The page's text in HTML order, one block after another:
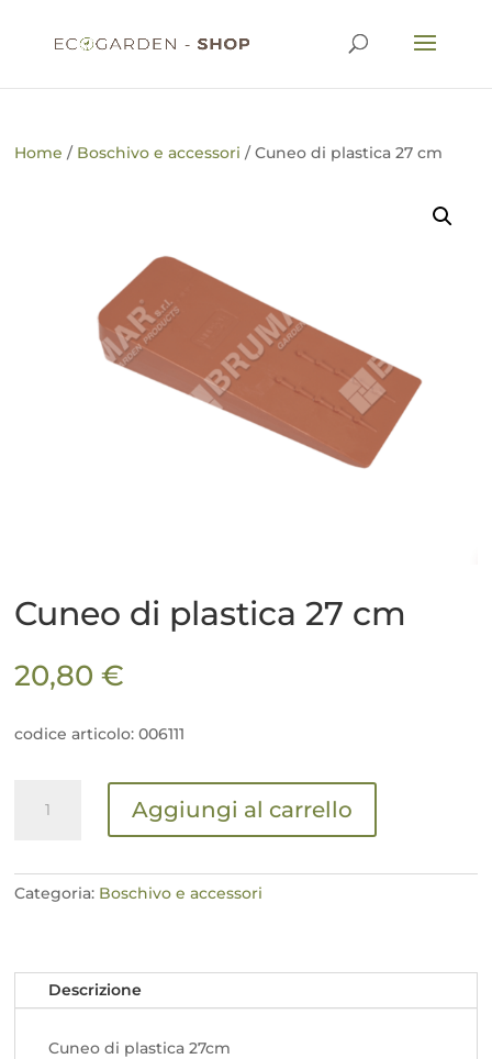
Home / Boschivo e accessori / Cuneo di plastica 27 cm
Cuneo di plastica 27 cm
20,80€
codice articolo: 006111
cm
Aggiungi al carrello
Categoria: Boschivo e accessori
Descrizione
Cuneo di plastica 27cm